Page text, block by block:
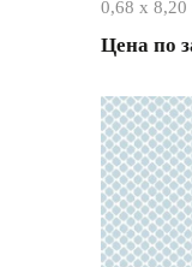
0,68 х 8,20
Цена по